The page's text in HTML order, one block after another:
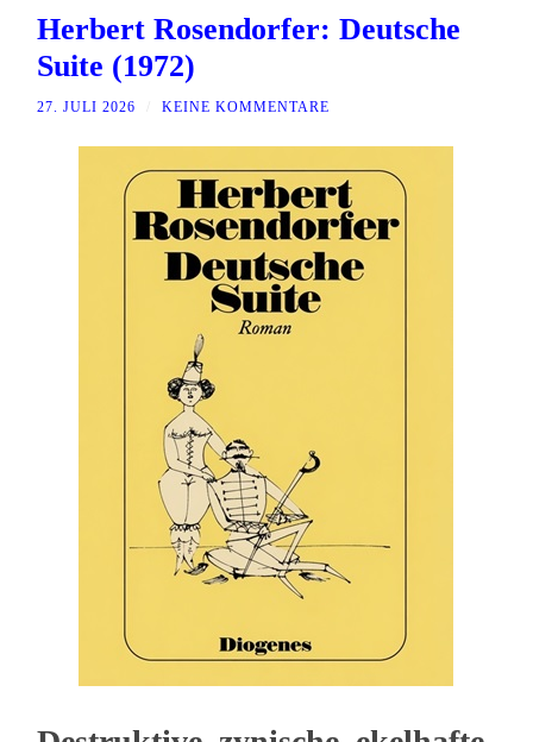
Herbert Rosendorfer: Deutsche
Suite (1972)
27. JULI 2026 KEINE KOMMENTARE